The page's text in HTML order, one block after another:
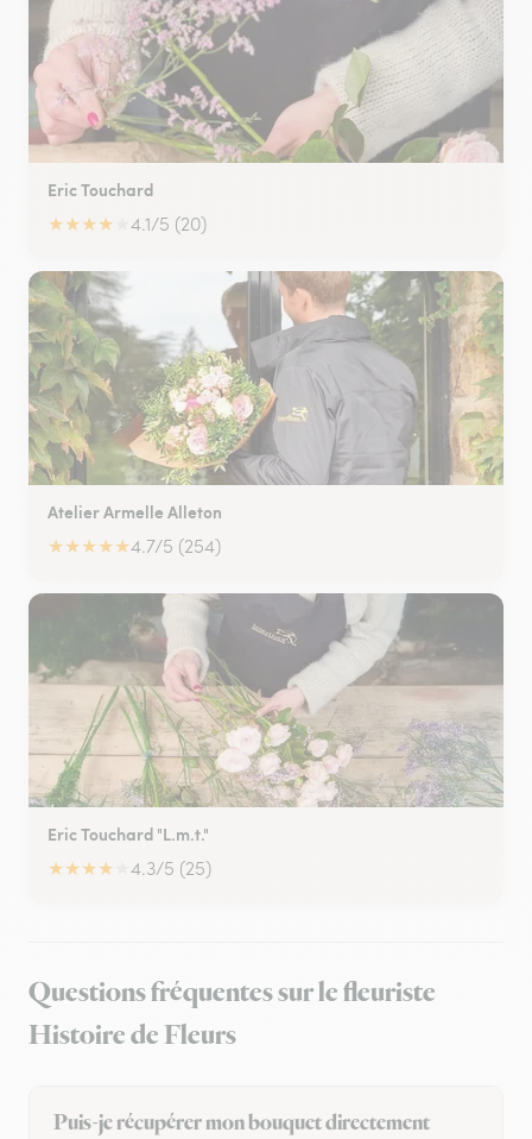
Eric Touchard
★★★★ 4.1/5 (20)
Atelier Armelle Alleton
★★★★★4.7/5 (254)
Eric Touchard "L.m.t."
★★★★ 4.3/5 (25)
Questions fréquentes sur le fleuriste
Histoire de Fleurs
Puis-je récupérer mon bouquet directement